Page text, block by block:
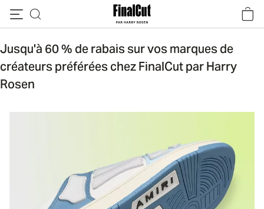
Jusqu'à 60 % de rabais sur vos marques de
créateurs préférées chez FinalCut par Harry
Rosen